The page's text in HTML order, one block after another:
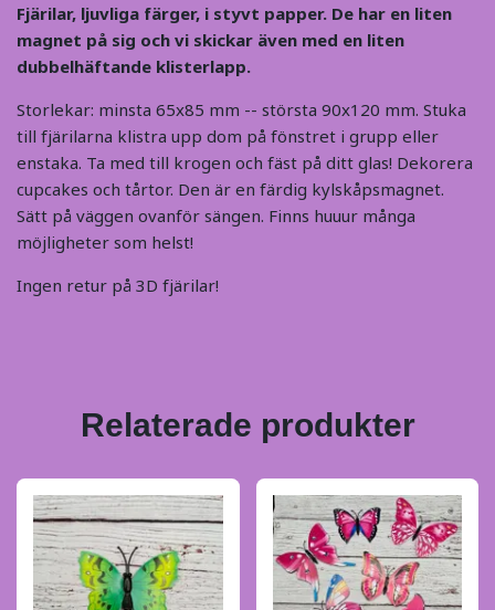
Fjärilar, ljuvliga färger, i styvt papper. De har en liten
magnet på sig och vi skickar även med en liten
dubbelhäftande klisterlapp.
Storlekar: minsta 65x85 mm -- största 90x120 mm. Stuka
till fjärilarna klistra upp dom på fönstret i grupp eller
enstaka. Ta med till krogen och fäst på ditt glas! Dekorera
cupcakes och tårtor. Den är en färdig kylskåpsmagnet.
Sätt på väggen ovanför sängen. Finns huuur många
möjligheter som helst!
Ingen retur på 3D fjärilar!
Relaterade produkter